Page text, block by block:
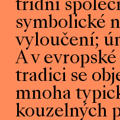
třídní
symbolické
vyloučení;
A v
tradici se
mnoha
kouzelných